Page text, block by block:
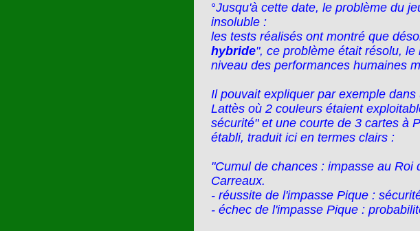
°Jusqu'à cette date, le problème du
insoluble :
les tests réalisés ont montré que
hybride", ce problème était résolu,
niveau des performances humaines
Il pouvait expliquer par exemple
Lattès où 2 couleurs étaient
sécurité" et une courte de 3 cartes à
établi, traduit ici en termes clairs :
"Cumul de chances : impasse au
Carreaux.
- réussite de l'impasse Pique :
- échec de l'impasse Pique :